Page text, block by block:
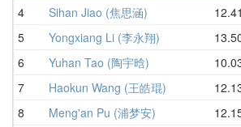
4 Sihan Jiao (焦思涵) 12.41
5 Yongxiang Li (李永翔)
6 Yuhan Tao (陶宇晗)
7 Haokun Wang (王皓琨)
8 Meng'an Pu (浦梦安)